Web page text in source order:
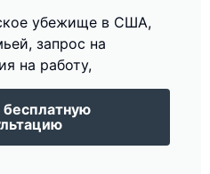
убежище в США,
запрос на
на работу,
бесплатную